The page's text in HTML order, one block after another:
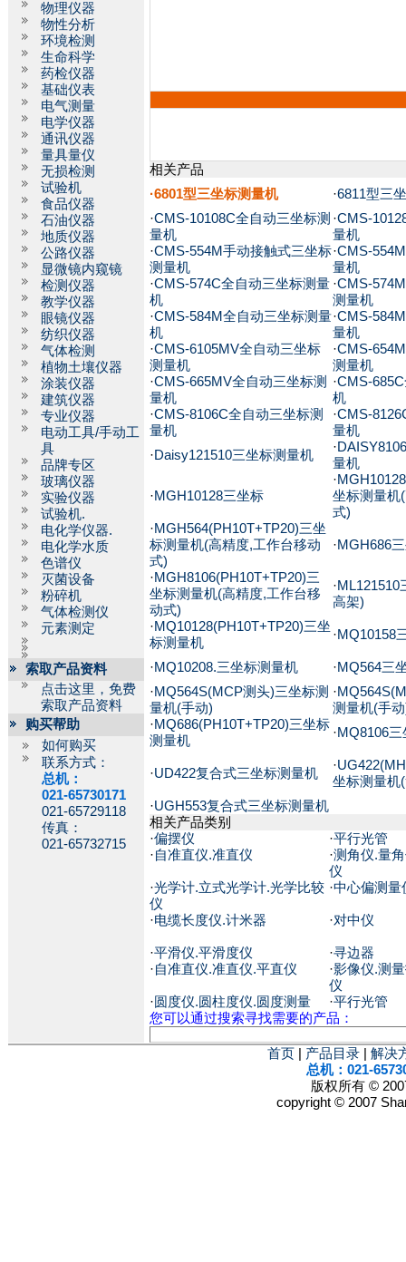
物理仪器
物性分析
环境检测
生命科学
药检仪器
基础仪表
电气测量
电学仪器
通讯仪器
量具量仪
无损检测
试验机
食品仪器
石油仪器
地质仪器
公路仪器
显微镜内窥镜
检测仪器
教学仪器
眼镜仪器
纺织仪器
气体检测
植物土壤仪器
涂装仪器
建筑仪器
专业仪器
电动工具/手动工
具
品牌专区
玻璃仪器
实验仪器
试验机.
电化学仪器.
电化学水质
色谱仪
灭菌设备
粉碎机
气体检测仪
元素测定
索取产品资料
点击这里，免费
索取产品资料
购买帮助
如何购买
联系方式：
总机：
021-65730171
021-65729118
传真：
021-65732715
相关产品
·6801型三坐标测量机
·6811型三
·CMS-10108C全自动三坐标测
量机
·CMS-
量机
·CMS-554M手动接触式三坐标
测量机
·CMS-
量机
·CMS-574C全自动三坐标测量
机
·CMS-
测量机
·CMS-584M全自动三坐标测量
机
·CMS-
量机
·CMS-6105MV全自动三坐标
测量机
·CMS-
测量机
·CMS-665MV全自动三坐标测
量机
·CMS-
机
·CMS-8106C全自动三坐标测
量机
·CMS-
量机
·Daisy121510三坐标测量机
·
量机
·MGH10128三坐标
·
坐标测量机
式)
·MGH564(PH10T+TP20)三坐
标测量机(高精度,工作台移动
式)
·MGH686
·MGH8106(PH10T+TP20)三
坐标测量机(高精度,工作台移
动式)
·ML121510
高架)
·MQ10128(PH10T+TP20)三坐
标测量机
·MQ10158
·MQ10208.三坐标测量机 ·MQ564三
·MQ564S(MCP测头)三坐标测
量机(手动)
·
测量机(手
·MQ686(PH10T+TP20)三坐标
测量机
·MQ8106
·UD422复合式三坐标测量机
·
坐标测量机
·UGH553复合式三坐标测量机
相关产品类别
·偏摆仪 ·平行光管
·自准直仪.准直仪 ·测角仪.量
仪
·光学计.立式光学计.光学比较
仪
·中心偏测量
·电缆长度仪.计米器 ·对中仪
·平滑仪.平滑度仪 ·寻边器
·自准直仪.准直仪.平直仪 ·影像仪.测
仪
· 圆度仪.圆柱度仪.圆度测量 ·平行光管
您可以通过搜索寻找需要的产品：
首页 产品目录
解决
总机：021-
版权所有 ©
copyright © 2007